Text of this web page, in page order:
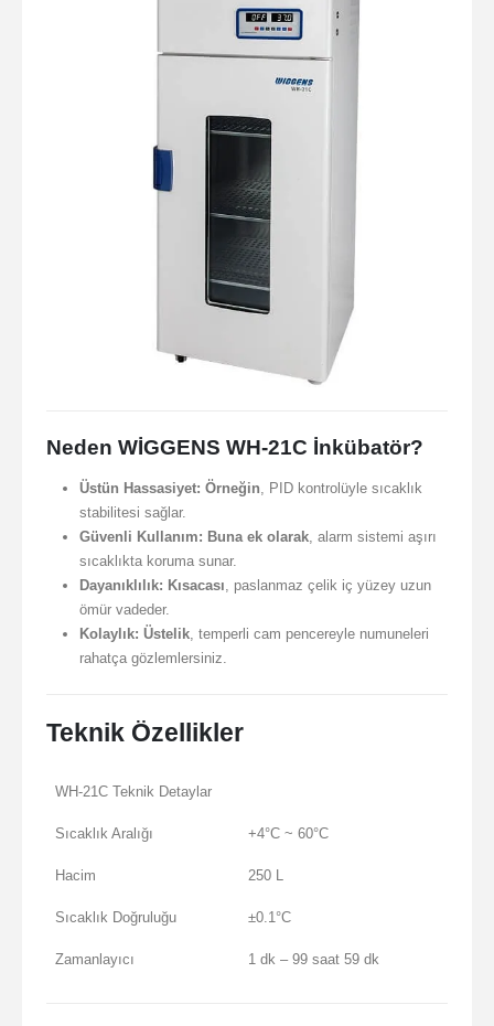
Neden WİGGENS WH-21C İnkübatör?
Üstün Hassasiyet: Örneğin, PID kontrolüyle sıcaklık
stabilitesi sağlar.
Güvenli Kullanım: Buna ek olarak, alarm sistemi aşırı
sıcaklıkta koruma sunar.
Dayanıklılık: Kısacası, paslanmaz çelik iç yüzey uzun
ömür vadeder.
Kolaylık: Üstelik, temperli cam pencereyle numuneleri
rahatça gözlemlersiniz.
Teknik Özellikler
WH-21C Teknik Detaylar
Sıcaklık Aralığı +4°C ~ 60°C
Hacim 250 L
Sıcaklık Doğruluğu ±0.1°C
Zamanlayıcı 1 dk – 99 saat 59 dk